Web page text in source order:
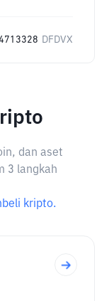
DFDVX
dan aset
3 langkah
kripto.